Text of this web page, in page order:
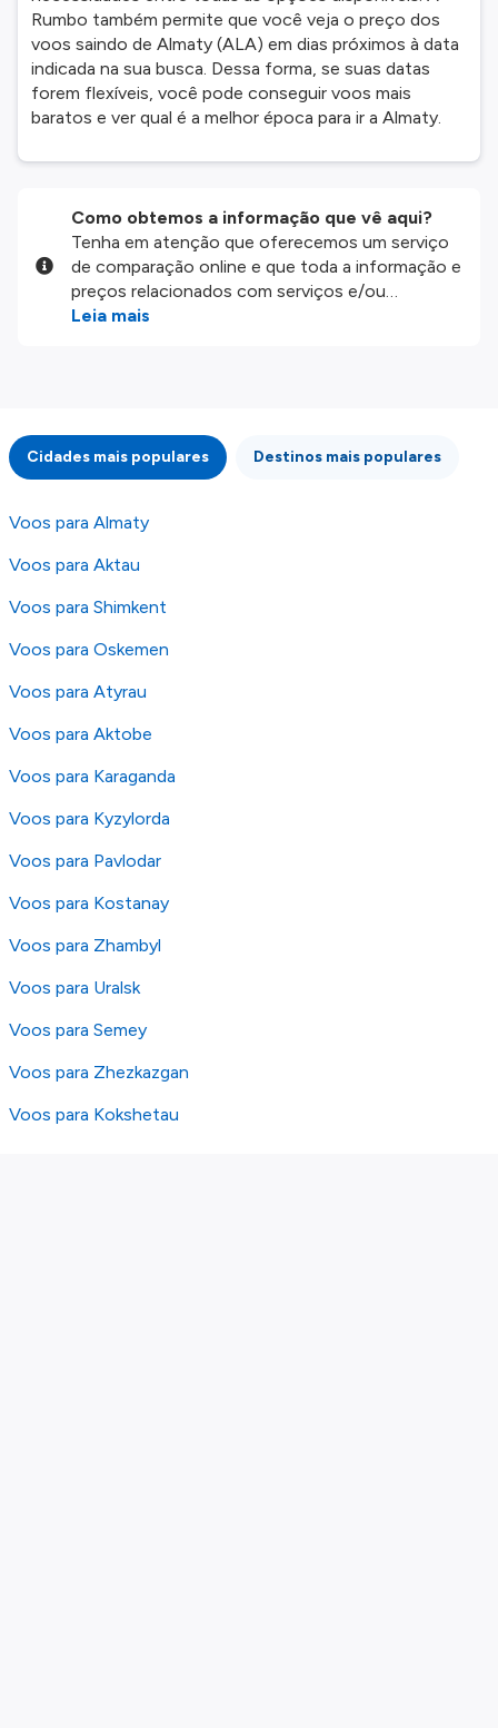
Rumbo também permite que você veja o preço dos
voos saindo de Almaty (ALA) em dias próximos à data
indicada na sua busca. Dessa forma, se suas datas
forem flexíveis, você pode conseguir voos mais
baratos e ver qual é a melhor época para ir a Almaty.
Como obtemos a informação que vê aqui?
Tenha em atenção que oferecemos um serviço
de comparação online e que toda a informação e
preços relacionados com serviços e/ou
produtos disponíveis no nosso website são
integridade ou pela precisão da informação
publicada, por isso verifique com atenção todas
as condições no website do parceiro antes de
fazer uma reserva. Para mais detalhes verifique
os nossos
Leia mais
Cidades mais populares Destinos mais populares
Voos para Almaty
Voos para Aktau
Voos para Shimkent
Voos para Oskemen
Voos para Atyrau
Voos para Aktobe
Voos para Karaganda
Voos para Kyzylorda
Voos para Pavlodar
Voos para Kostanay
Voos para Zhambyl
Voos para Uralsk
Voos para Semey
Voos para Zhezkazgan
Voos para Kokshetau